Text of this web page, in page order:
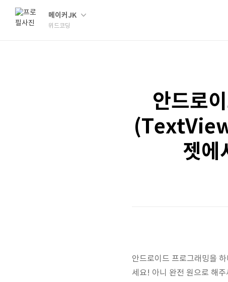
메이커JK
위드코딩
안드로
젯에
안드로이드 프로그래밍을
세요! 아니 완전 원으로 해